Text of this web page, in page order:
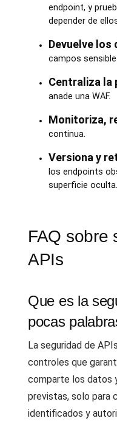
endpoint, y
depender de
Devuelve los
campos
Centraliza la
anade una WAF.
Monitoriza,
continua.
Versiona y
los endpoints
superficie oculta.
FAQ sobre
APIs
Que es la
pocas
La seguridad de
controles que
comparte los datos
previstas, solo para
identificados y